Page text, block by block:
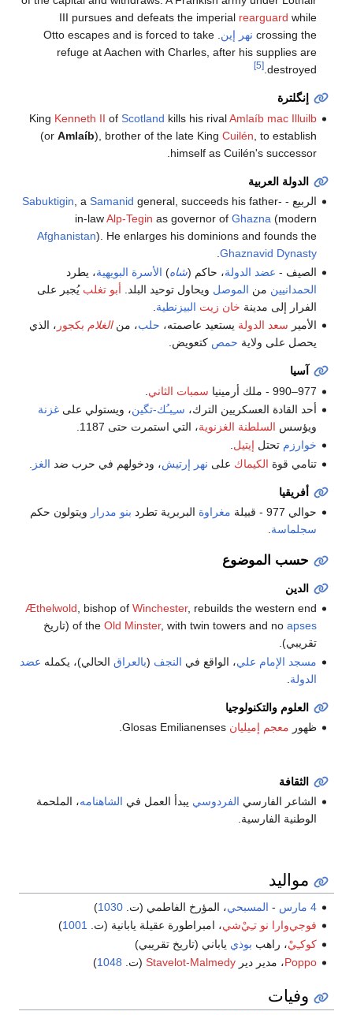
III pursues and defeats the imperial rearguard while
crossing the نهر إين . Otto escapes and is forced to take
refuge at Aachen with Charles, after his supplies are
destroyed.
[5]
إنگلترة
King Kenneth II of Scotland kills his rivalAmlaíb mac Illuilb
(or Amlaíb), brother of the late King Cuilén , to establish
himself as Cuilén's successor.
الدولة العربية
الربيع -
Sabuktigin, a Samanid general, succeeds his father-
in-lawAlp-Tegin as governor of Ghazna(modern
Afghanistan). He enlarges his dominions and founds the
Ghaznavid Dynasty
.
الصيف - عضد الدولة، حاكم (شاه) الأسرة البويهية، يطرد
الحمدانيين من الموصل ويحاول توحيد البلد. أبو تغلب يُجبر على
الفرار إلى مدينة خان زيت البيزنطية
الأمير سعد الدولة يستعيد عاصمته، حلب، منالغلام بكجور ، الذي
يحصل على ولاية حمص كتعويض.
آسيا
977–990 - ملك أرمينيا
سمبات الثاني
أحد القادة العسكريين الترك، سـِبـُك-تگين، ويستولي علىغزنة
ويؤسس السلطنة الغزنوية، التي استمرت حتى 1187.
خوارزم تحتل إيتيل.
تنامي قوة الكيماك على نهر إرتيش، ودخولهم في حرب ضد الغز
أفريقيا
حوالي 977 - قبيلة
مغراوة البربرية تطرد بنو مدرار ويتولون حكم
سجلماسة.
حسب الموضوع
الدين
Æthelwold, bishop of Winchester, rebuilds the western end
of the Old Minster, with twin towers and no apses
(تاريخ
تقريبي).
مسجد الإمام علي، الواقع في النجف (بالعراق الحالي)، يكمله عضد
الدولة
العلوم والتكنولوجيا
ظهور معجم إميليان Glosas Emilianenses.
الثقافة
الشاعر الفارسي الفردوسي يبدأ العمل في الشاهنامه، الملحمة
الوطنية الفارسية.
مواليد
4 مارس - المسبحي، المؤرخ الفاطمي (ت.1030
)
فوجي‌وارا نو تـِيْ‌شي، امبراطورة عقيلة يابانية (ت. 1001
)
كوكـِيْ، راهب بوذي ياباني (تاريخ تقريبي)
Poppo، مدير ديرStavelot-Malmedy (ت. 1048
)
وفيات